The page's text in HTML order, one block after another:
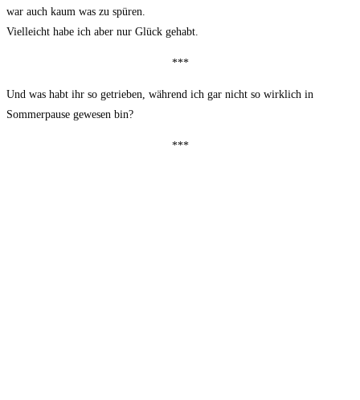
war auch kaum was zu spüren.
Vielleicht habe ich aber nur Glück gehabt.
***
Und was habt ihr so getrieben, während ich gar nicht so wirklich in
Sommerpause gewesen bin?
***